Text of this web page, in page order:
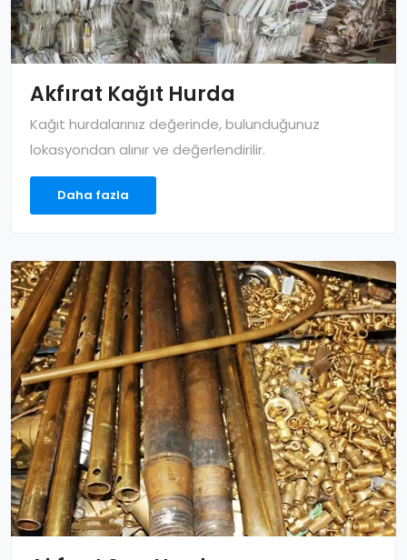
Akfırat Kağıt Hurda
Kağıt hurdalarınız değerinde, bulunduğunuz
lokasyondan alınır ve değerlendirilir.
Daha fazla